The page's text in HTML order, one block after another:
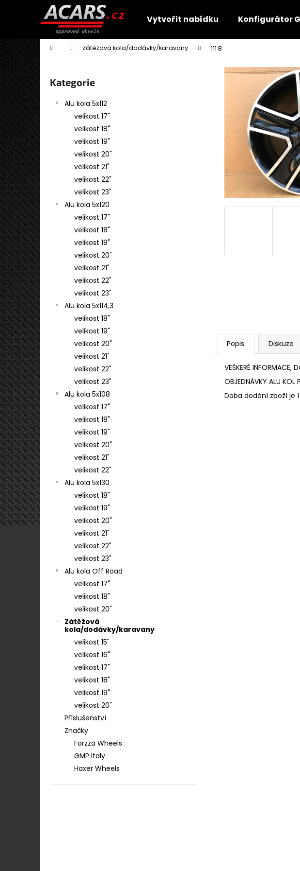
Vytvořit nabídku Konfigurátor
Domů Zátěžová kola/dodávky/karavany 111 B
p
e
l
Přeskočit
kategorie
Kategorie
Alu kola 5x112
velikost 17"
velikost 18"
velikost 19"
velikost 20"
velikost 21"
velikost 22"
velikost 23"
Alu kola 5x120
velikost 17"
velikost 18"
velikost 19"
velikost 20"
velikost 21"
velikost 22"
velikost 23"
Alu kola 5x114,3
velikost 18"
velikost 19"
velikost 20"
velikost 21"
velikost 22"
velikost 23"
Alu kola 5x108
velikost 17"
velikost 18"
velikost 19"
velikost 20"
velikost 21"
velikost 22"
Alu kola 5x130
velikost 18"
velikost 19"
velikost 20"
velikost 21"
velikost 22"
velikost 23"
Alu kola Off Road
velikost 17"
velikost 18"
velikost 20"
Zátěžová
kola/dodávky/karavany
velikost 15"
velikost 16"
velikost 17"
velikost 18"
velikost 19"
velikost 20"
Příslušenství
Značky
Forzza Wheels
GMP Italy
Haxer Wheels
Popis Diskuze
VEŠKERÉ INFORMACE,
OBJEDNÁVKY ALU KOL
Doba dodání zboží je
Zpět
Zpět
GMP MENTOR
4 745 Kč
GMP LUNICA